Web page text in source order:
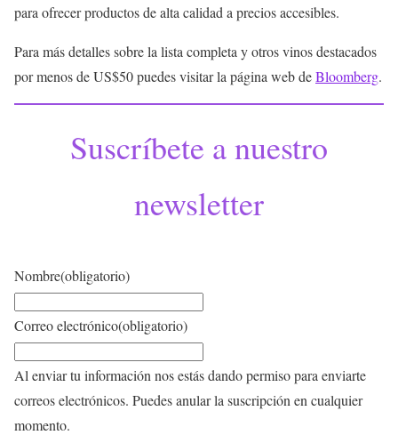
para ofrecer productos de alta calidad a precios accesibles.
Para más detalles sobre la lista completa y otros vinos destacados
por menos de US$50 puedes visitar la página web deBloomberg.
Suscríbete a nuestro
newsletter
Nombre(obligatorio)
Correo electrónico(obligatorio)
Al enviar tu información nos estás dando permiso para enviarte
correos electrónicos. Puedes anular la suscripción en cualquier
momento.